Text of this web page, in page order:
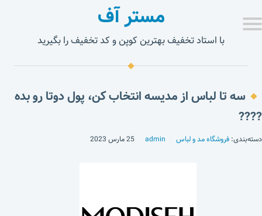
مستر آف
با استاد تخفیف بهترین کوپن و کد تخفیف را بگیرید
سه تا لباس از مدیسه انتخاب کن، پول دوتا رو بده
????
دسته‌بندی: فروشگاه مد و لباس admin 25 مارس 2023